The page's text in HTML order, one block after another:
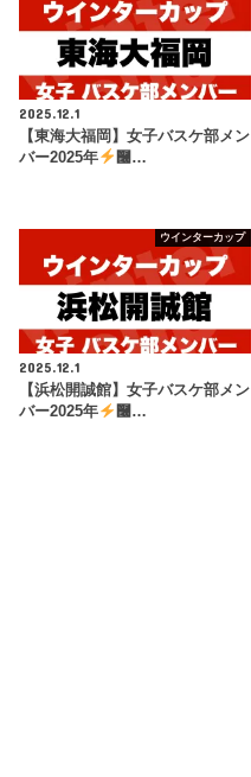
2025.12.1
【東海大福岡】女子バスケ部メン
バー2025年
࿠…
ウインターカップ
2025.12.1
【浜松開誠館】女子バスケ部メン
バー2025年
࿠…